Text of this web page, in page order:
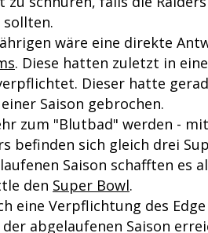
sollten.
wäre eine direkte
. Diese hatten zuletzt in
Dieser hatte
Saison gebrochen.
zum "Blutbad" werden -
befinden sich gleich drei
Saison schafften es
den Super Bowl.
eine Verpflichtung des
abgelaufenen Saison